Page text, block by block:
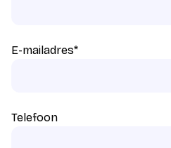
E-mailadres*
Telefoon